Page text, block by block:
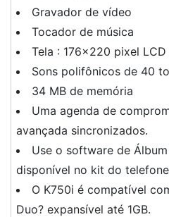
Gravador de vídeo
Tocador de música
Tela : 176×220 pixel
Sons polifônicos de 40
34 MB de memória
Uma agenda de
avançada sincronizados.
Use o software de
disponível no kit do
O K750i é compatível
Duo? expansível até 1GB.